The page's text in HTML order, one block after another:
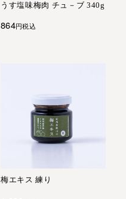
うす塩味梅肉 チュ－ブ 340g
864 税込
梅エキス 練り